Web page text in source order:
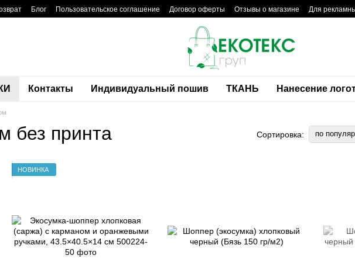
Блог Пользовательское соглашение Договор оферты Отзывы о магазине Для
Контакты Индивидуальный пошив ТКАНЬ Нанесение
без принта Сортировка: по
НОВИНКА